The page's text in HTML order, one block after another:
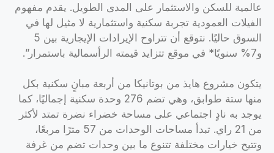
عالمية للسكن والاستثمار على المدى الطويل. يقدم مفهوم
الفيلات العمودية تجربة سكنية واستثمارية لا مثيل لها في
السوق حاليًا. نتوقع أن تتراوح الإيرادات الإيجارية بين 5
و7% سنويًا* في موقع تتزايد قيمته الرأسمالية باستمرار”.
يتكون مشروع هايذ من بوتانيكا من أربعة مبانٍ سكنية بكل
منها ستة طوابق، وهي تضم 276 وحدة سكنية إجماليًا، كما
يوجد به نادٍ اجتماعي على مساحة خضراء نضرة تمتد لأكثر
من 21 راي. تبدأ مساحات الوحدات من 57 مترًا مربعًا،
وتتيح خيارات مختلفة تتنوع ما بين وحدات تضم من غرفة